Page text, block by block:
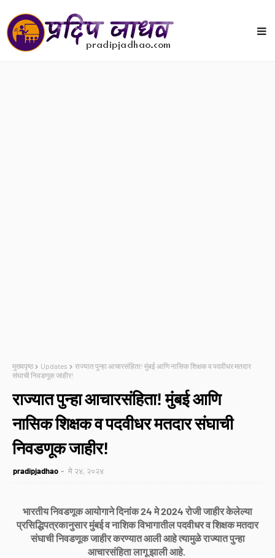
मुख्यपृष्ठ Updates
राज्यात पुन्हा आचारसंहिता! मुंबई आणि नासिक शिक्षक व पदवीधर मतदार
संघाची निवडणूक जाहीर!
राज्यात पुन्हा आचारसंहिता! मुंबई आणि
नासिक शिक्षक व पदवीधर मतदार संघाची
निवडणूक जाहीर!
pradipjadhao मे २४, २०२४
भारतीय निवडणूक आयोगाने दिनांक 24 मे 2024 रोजी जाहीर केलेल्या
प्रसिद्धिपत्रकानुसार मुंबई व नाशिक विभागातील पदवीधर व शिक्षक मतदार
संघाची निवडणूक जाहीर करण्यात आली आहे त्यामुळे राज्यात पुन्हा
आचारसंहिता लागू झाली आहे.